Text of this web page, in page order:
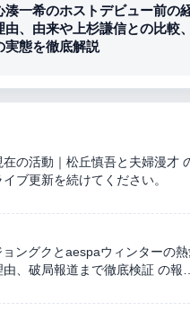
湊一希のホストデビュー前の
由、由来や上杉謙信との比較
実態を徹底解説
の活動｜松丘慎吾と夫婦漫才
ブ更新を続けてください。
ョングクとaespaウィンターの
、破局報道まで徹底検証 の報
です。